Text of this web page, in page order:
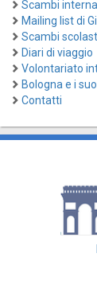
Scambi
Mailing list di
Scambi
Diari di viaggio
Volontariato
Bologna e i
Contatti